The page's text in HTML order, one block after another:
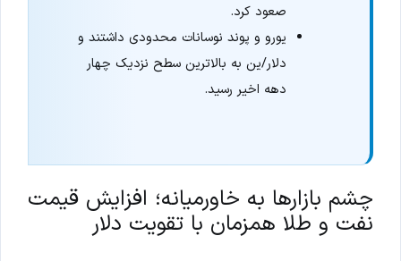
صعود کرد.
یورو و پوند نوسانات محدودی داشتند و
دلار/ین به بالاترین سطح نزدیک چهار
دهه اخیر رسید.
چشم بازارها به خاورمیانه؛ افزایش قیمت
نفت و طلا همزمان با تقویت دلار